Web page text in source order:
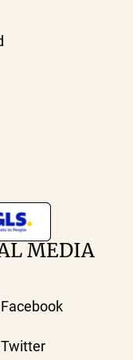
MEDIA
Facebook
Twitter